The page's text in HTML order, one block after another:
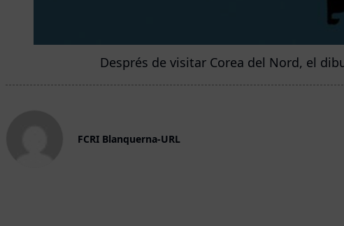
Després de visitar Corea del Nord, el
FCRI Blanquerna-URL